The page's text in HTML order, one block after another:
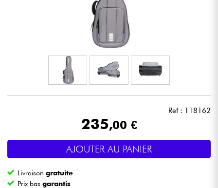
Batteries & Percu
Vents
Ref : 118162
235,00 €
AJOUTER AU PANIER
Livraisongratuite
Prix basgarantis